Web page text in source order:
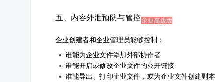
五、内容外泄预防与管控
企业创建者和企业管理员能够控制：
谁能为企业文件添加外部协作者
谁能开启或修改企业文件的公开链接
谁能导出、打印企业文件，或为企业文件创建副本